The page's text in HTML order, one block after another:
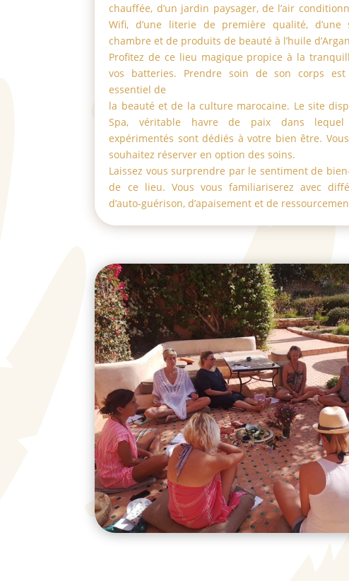
chauffée, dʼun jardin paysager, de lʼair
Wifi, dʼune literie de première qualité,
chambre et de produits de beauté à lʼhuile
Profitez de ce lieu magique propice à la
vos batteries. Prendre soin de son corps
essentiel de
la beauté et de la culture marocaine. Le site
Spa, véritable havre de paix dans lequel
expérimentés sont dédiés à votre bien être.
souhaitez réserver en option des soins.
Laissez vous surprendre par le sentiment de
de ce lieu. Vous vous familiariserez avec
dʼauto-guérison, dʼapaisement et de